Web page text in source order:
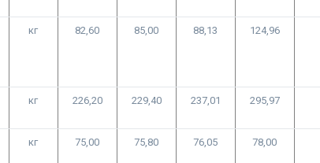
кг 82,60 85,00 88,13 124,96
кг 226,20 229,40 237,01 295,97
кг 75,00 75,80 76,05 78,00